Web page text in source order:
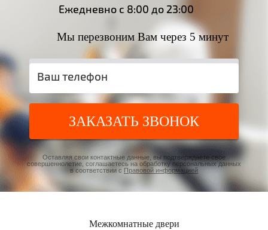
Ежедневно с 8:00 до 23:00
Мы перезвоним Вам через 5 минут
ЗАКАЗАТЬ ЗВОНОК
Оставляя свои контактные данные, вы подтверждаете свое
совершеннолетие, соглашаетесь на обработку персональных данных
в соответствии с Правовой информацией
Межкомнатные двери